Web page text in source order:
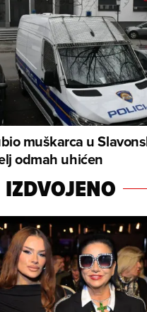
muškarca u
odmah uhićen
IZDVOJENO